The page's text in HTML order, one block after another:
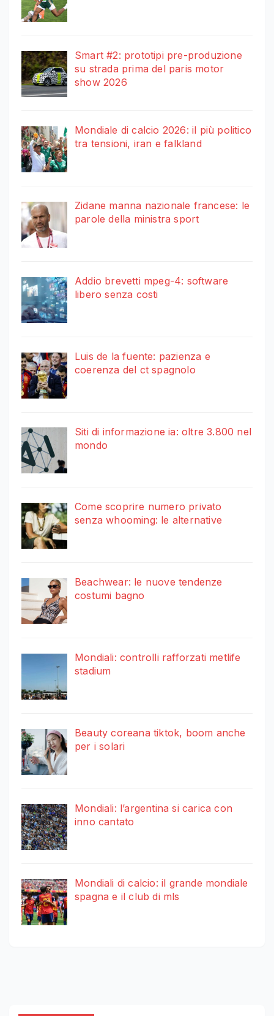
Smart #2: prototipi pre-produzione
su strada prima del paris motor
show 2026
Mondiale di calcio 2026: il più politico
tra tensioni, iran e falkland
Zidane manna nazionale francese: le
parole della ministra sport
Addio brevetti mpeg-4: software
libero senza costi
Luis de la fuente: pazienza e
coerenza del ct spagnolo
Siti di informazione ia: oltre 3.800 nel
mondo
Come scoprire numero privato
senza whooming: le alternative
Beachwear: le nuove tendenze
costumi bagno
Mondiali: controlli rafforzati metlife
stadium
Beauty coreana tiktok, boom anche
per i solari
Mondiali: l’argentina si carica con
inno cantato
Mondiali di calcio: il grande mondiale
spagna e il club di mls